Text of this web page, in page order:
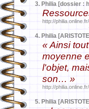
3. Philia [dossier :
http://philia.online.fr/
4. Philia
« Ainsi
moyenne
l'objet,
son… »
http://philia.online.fr/
5. Philia